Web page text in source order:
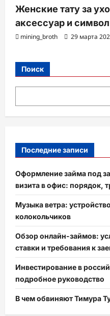
Женские тату за
аксессуар и
mining_broth 29 марта
Поиск
Последние записи
Оформление займа под
визита в офис: порядок,
Музыка ветра:
колокольчиков
Обзор онлайн-займов:
ставки и требования к
Инвестирование в
подробное руководство
В чем обвиняют Тимура